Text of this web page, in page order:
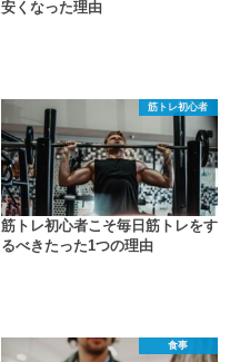
安くなった理由
筋トレ初心者
筋トレ初心者こそ毎日筋トレをす
るべきたった1つの理由
食事